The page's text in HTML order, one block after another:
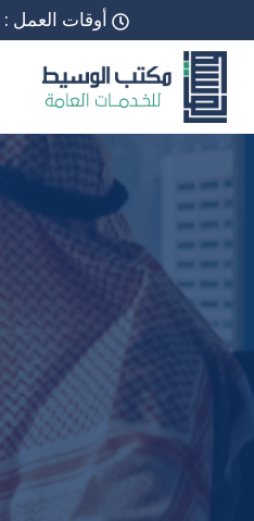
أوقات العمل :